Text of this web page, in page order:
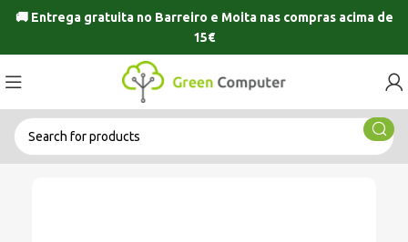
🚚 Entrega gratuita no Barreiro e Moitanas compras acima de
15€